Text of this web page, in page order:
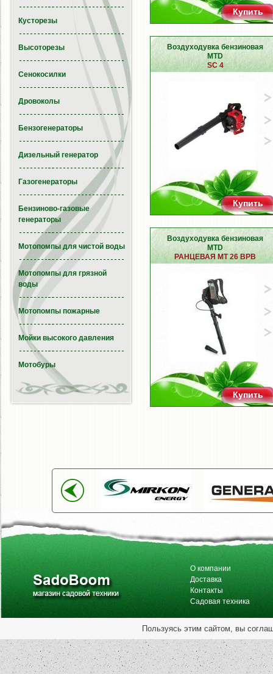
Купить
Воздуходувка бензиновая
MTD
SC 4
Купить
Воздуходувка бензиновая
MTD
РАНЦЕВАЯ MT 26 BPB
Купить
Кусторезы
Высоторезы
Сенокосилки
Дровоколы
Бензогенераторы
Дизельный генератор
Газогенераторы
Бензиново-газовые
генераторы
Мотопомпы для чистой воды
Мотопомпы для грязной
воды
Мотопомпы пожарные
Мойки высокого давления
Мотобуры
О компании
Доставка
Контакты
Садовая техника
Пользуясь этим сайтом, вы